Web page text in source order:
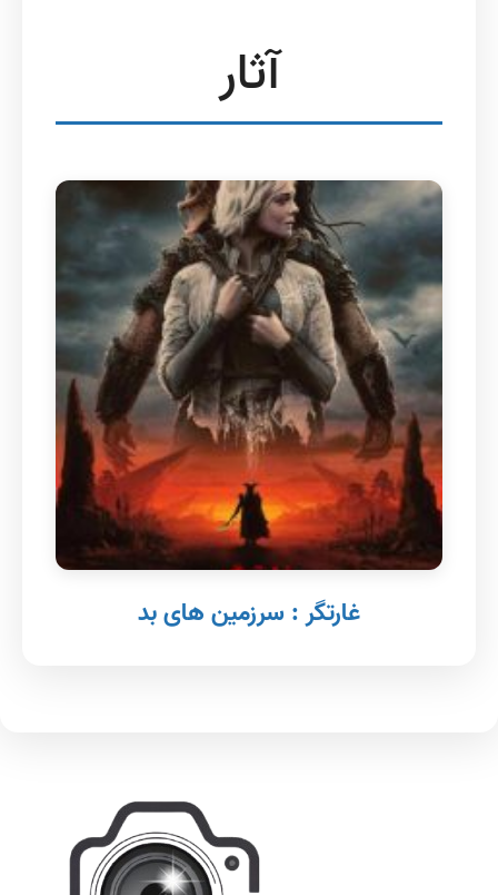
آثار
غارتگر : سرزمین های بد